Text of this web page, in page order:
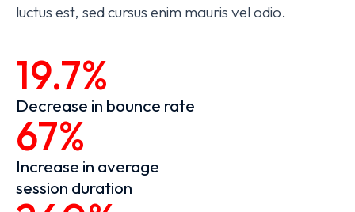
luctus est, sed cursus enim mauris vel odio.
19.7%
Decrease in bounce rate
67%
Increase in average
session duration